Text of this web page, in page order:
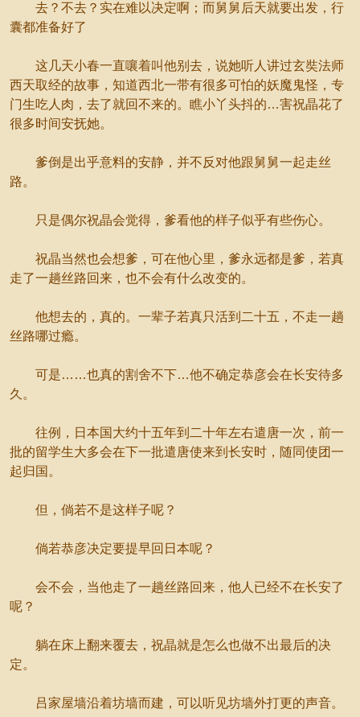
去？不去？实在难以决定啊；而舅舅后天就要出发，行
囊都准备好了
这几天小春一直嚷着叫他别去，说她听人讲过玄奘法师
西天取经的故事，知道西北一带有很多可怕的妖魔鬼怪，专
门生吃人肉，去了就回不来的。瞧小丫头抖的…害祝晶花了
很多时间安抚她。
爹倒是出乎意料的安静，并不反对他跟舅舅一起走丝
路。
只是偶尔祝晶会觉得，爹看他的样子似乎有些伤心。
祝晶当然也会想爹，可在他心里，爹永远都是爹，若真
走了一趟丝路回来，也不会有什么改变的。
他想去的，真的。一辈子若真只活到二十五，不走一趟
丝路哪过瘾。
可是……也真的割舍不下…他不确定恭彦会在长安待多
久。
往例，日本国大约十五年到二十年左右遣唐一次，前一
批的留学生大多会在下一批遣唐使来到长安时，随同使团一
起归国。
但，倘若不是这样子呢？
倘若恭彦决定要提早回日本呢？
会不会，当他走了一趟丝路回来，他人已经不在长安了
呢？
躺在床上翻来覆去，祝晶就是怎么也做不出最后的决
定。
吕家屋墙沿着坊墙而建，可以听见坊墙外打更的声音。